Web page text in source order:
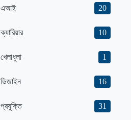
এআই 20
ক্যারিয়ার 10
খেলাধুলা 1
ডিজাইন 16
প্রযুক্তি 31